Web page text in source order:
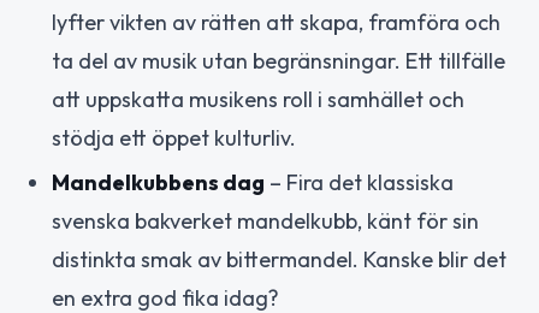
lyfter vikten av rätten att skapa, framföra och
ta del av musik utan begränsningar. Ett tillfälle
att uppskatta musikens roll i samhället och
stödja ett öppet kulturliv.
Mandelkubbens dag – Fira det klassiska
svenska bakverket mandelkubb, känt för sin
distinkta smak av bittermandel. Kanske blir det
en extra god fika idag?